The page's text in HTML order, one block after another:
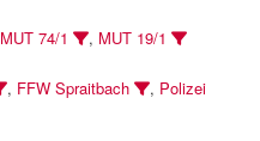
MUT 74/1 , MUT 19/1
, FFW Spraitbach , Polizei